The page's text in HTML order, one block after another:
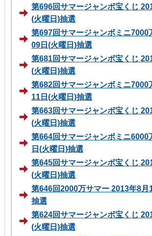
第696回サマージャンボ宝くじ
(火曜日)抽選
第697回サマージャンボミニ7000
09日(火曜日)抽選
第681回サマージャンボ宝くじ
(火曜日)抽選
第682回サマージャンボミニ7000
11日(火曜日)抽選
第663回サマージャンボ宝くじ
(火曜日)抽選
第664回サマージャンボミニ6000
日(火曜日)抽選
第645回サマージャンボ宝くじ
(火曜日)抽選
第646回2000万サマー 2013年8月
抽選
第624回サマージャンボ宝くじ
(火曜日)抽選